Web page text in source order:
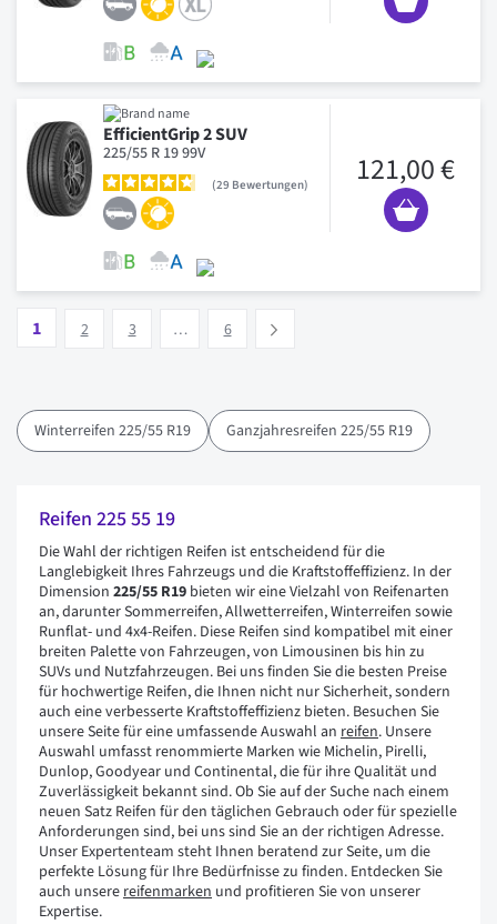
EfficientGrip 2 SUV
225/55 R 19 99V
29 Bewertungen 121,00 €
Vous lisez actuellement la page
1 2 3 … 6
Winterreifen 225/55 R19 Ganzjahresreifen 225/55 R19
Reifen 225 55 19
Die Wahl der richtigen Reifen ist entscheidend für die
Langlebigkeit Ihres Fahrzeugs und die Kraftstoffeffizienz. In der
Dimension 225/55 R19 bieten wir eine Vielzahl von Reifenarten
an, darunter Sommerreifen, Allwetterreifen, Winterreifen sowie
Runflat- und 4x4-Reifen. Diese Reifen sind kompatibel mit einer
breiten Palette von Fahrzeugen, von Limousinen bis hin zu
SUVs und Nutzfahrzeugen. Bei uns finden Sie die besten Preise
für hochwertige Reifen, die Ihnen nicht nur Sicherheit, sondern
auch eine verbesserte Kraftstoffeffizienz bieten. Besuchen Sie
unsere Seite für eine umfassende Auswahl an reifen. Unsere
Auswahl umfasst renommierte Marken wie Michelin, Pirelli,
Dunlop, Goodyear und Continental, die für ihre Qualität und
Zuverlässigkeit bekannt sind. Ob Sie auf der Suche nach einem
neuen Satz Reifen für den täglichen Gebrauch oder für spezielle
Anforderungen sind, bei uns sind Sie an der richtigen Adresse.
Unser Expertenteam steht Ihnen beratend zur Seite, um die
perfekte Lösung für Ihre Bedürfnisse zu finden. Entdecken Sie
auch unserereifenmarken und profitieren Sie von unserer
Expertise.